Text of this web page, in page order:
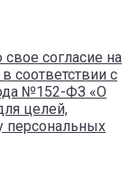
согласие на
соответствии с
№152-ФЗ «О
целей,
персональных